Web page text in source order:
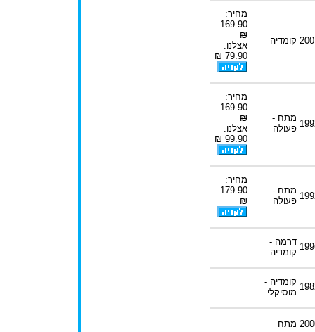
קומדיה
מחיר:
169.90
₪
אצלנו:
79.90 ₪
מתח -
פעולה
מחיר:
169.90
₪
אצלנו:
99.90 ₪
מתח -
פעולה
מחיר:
179.90
₪
דרמה -
קומדיה
קומדיה -
מוסיקלי
מתח